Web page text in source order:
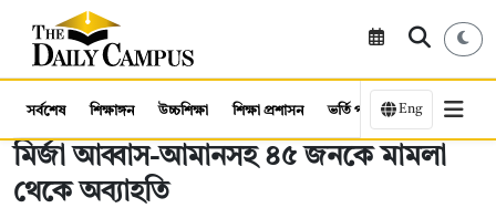
সর্বশেষ শিক্ষাঙ্গন উচ্চশিক্ষা শিক্ষা প্রশাসন ভর্তি পরীক্ষা কর্মসংস্থান
Eng
মির্জা আব্বাস-আমানসহ ৪৫ জনকে মামলা
থেকে অব্যাহতি